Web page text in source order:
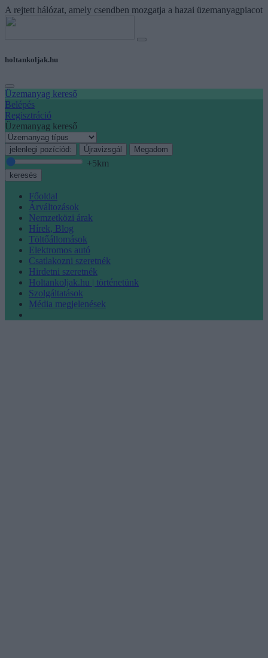
A rejtett hálózat, amely csendben mozgatja a hazai üzemanyagpiacot
holtankoljak.hu
Üzemanyag kereső
Belépés
Regisztráció
Üzemanyag kereső
jelenlegi pozíciód: Újravizsgál Megadom
+5km
keresés
Főoldal
Árváltozások
Nemzetközi árak
Hírek, Blog
Töltőállomások
Elektromos autó
Csatlakozni szeretnék
Hirdetni szeretnék
Holtankoljak.hu | történetünk
Szolgáltatások
Média megjelenések